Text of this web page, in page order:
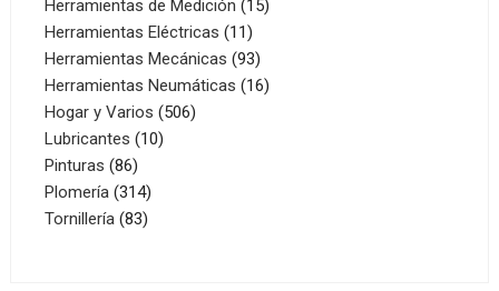
Herramientas de Medición 15
Herramientas Eléctricas 1111
productos
Herramientas Mecánicas 9393
productos
Herramientas Neumáticas 1616
Hogar y Varios 506506
Lubricantes 1010
Pinturas 8686
productos
Plomería 314314
productos
Tornillería 8383